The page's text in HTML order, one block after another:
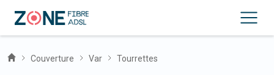
Couverture Var Tourrettes